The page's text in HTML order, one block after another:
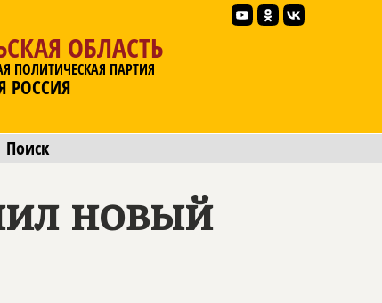
ОБЛАСТЬ
ПОЛИТИЧЕСКАЯ ПАРТИЯ
РОССИЯ
Поиск
новый